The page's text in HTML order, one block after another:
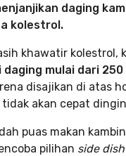
daging
kolestrol.
khawatir kolestrol,
daging mulai dari
disajikan di atas
akan cepat
puas makan
pilihan side dish